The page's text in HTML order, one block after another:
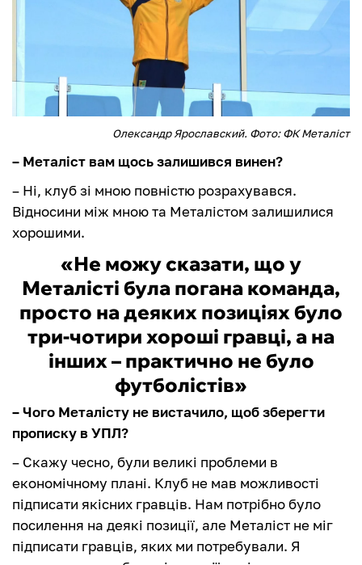
Олександр Ярославский. Фото: ФК Металіст
– Металіст вам щось залишився винен?
– Ні, клуб зі мною повністю розрахувався.
Відносини між мною та Металістом залишилися
хорошими.
«Не можу сказати, що у
Металісті була погана команда,
просто на деяких позиціях було
три-чотири хороші гравці, а на
інших – практично не було
футболістів»
– Чого Металісту не вистачило, щоб зберегти
прописку в УПЛ?
– Скажу чесно, були великі проблеми в
економічному плані. Клуб не мав можливості
підписати якісних гравців. Нам потрібно було
посилення на деякі позиції, але Металіст не міг
підписати гравців, яких ми потребували. Я